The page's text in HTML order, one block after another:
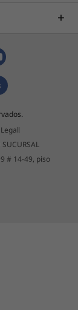
# 14-49, piso